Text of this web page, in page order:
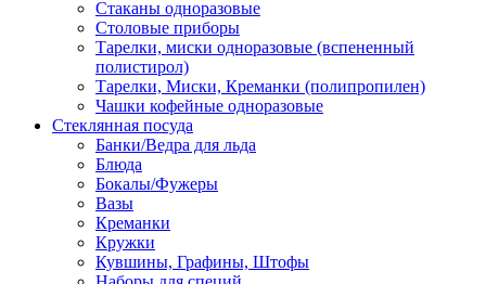
Стаканы одноразовые
Столовые приборы
Тарелки, миски одноразовые (вспененный
полистирол)
Тарелки, Миски, Креманки (полипропилен)
Чашки кофейные одноразовые
Стеклянная посуда
Банки/Ведра для льда
Блюда
Бокалы/Фужеры
Вазы
Креманки
Кружки
Кувшины, Графины, Штофы